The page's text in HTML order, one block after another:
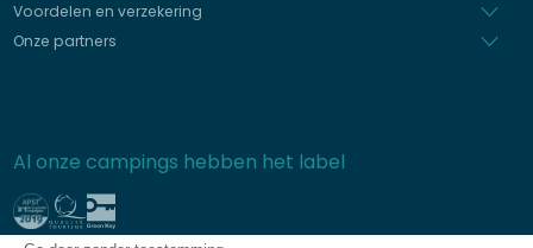
Voordelen en verzekering
Onze partners
Al onze campings hebben het label